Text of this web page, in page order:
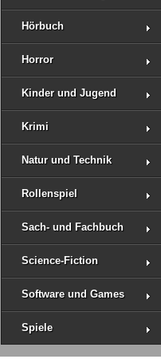
Hörbuch
Horror
Kinder und Jugend
Krimi
Natur und Technik
Rollenspiel
Sach- und Fachbuch
Science-Fiction
Software und Games
Spiele